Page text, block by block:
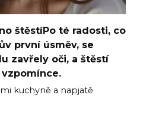
štěstíPo té radosti, co
první úsměv, se
zavřely oči, a štěstí
kuchyně a napjatě